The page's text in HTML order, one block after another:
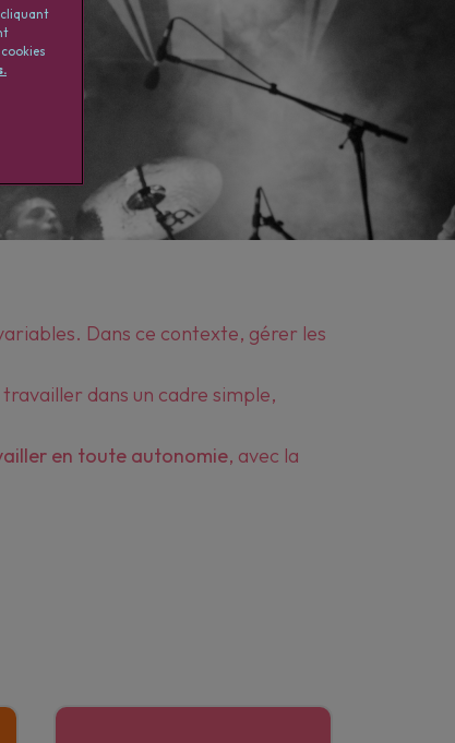
Dans ce contexte, gérer les
dans un cadre simple,
en toute autonomie, avec la
cliquant